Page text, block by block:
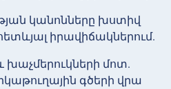
կանոնները խստիվ
իրավիճակներում.
մոտ.
գծերի վրա